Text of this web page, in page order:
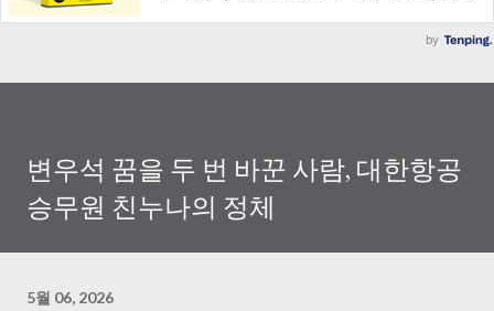
변우석 꿈을 두 번 바꾼 사람, 대한항공
승무원 친누나의 정체
5월 06, 2026